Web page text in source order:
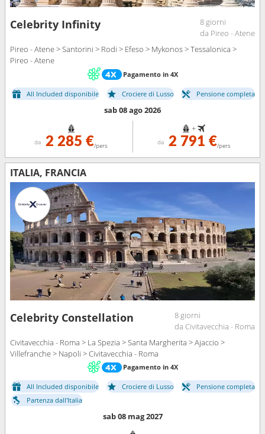
Celebrity Infinity
8 giorni
da Pireo - Atene
Pireo - Atene > Santorini > Rodi > Efeso > Mykonos > Tessalonica >
Pireo - Atene
Pagamento in 4X
All Included disponibile Crociere di Lusso Pensione completa
sab 08 ago 2026
da 2 285 €/pers
+
da 2 791 €/pers
ITALIA, FRANCIA
Celebrity Constellation
8 giorni
da Civitavecchia - Roma
Civitavecchia - Roma > La Spezia > Santa Margherita > Ajaccio >
Villefranche > Napoli > Civitavecchia - Roma
Pagamento in 4X
All Included disponibile Crociere di Lusso
Pensione completa
Partenza dall'Italia
sab 08 mag 2027